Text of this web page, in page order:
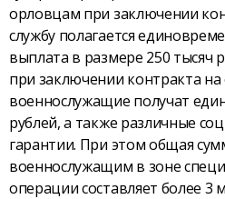
орловцам при заключении
службу полагается
выплата в размере 250 тысяч
при заключении контракта на
военнослужащие получат
рублей, а также различные
гарантии. При этом общая
военнослужащим в зоне
операции составляет более 3